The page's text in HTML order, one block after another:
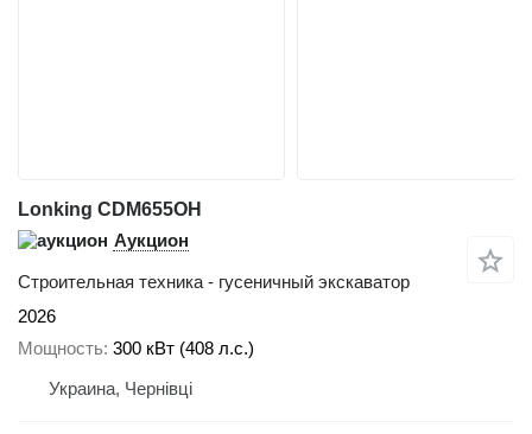
Lonking CDM655OH
Аукцион
Строительная техника - гусеничный экскаватор
2026
Мощность 300 кВт (408 л.с.)
Украина, Чернівці